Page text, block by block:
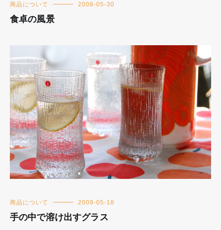
商品について 2008-05-30
食卓の風景
商品について 2009-05-18
手の中で溶け出すグラス